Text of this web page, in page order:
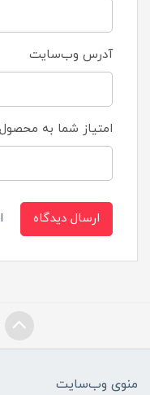
آدرس وب‌سایت
امتیاز شما به محصول
ارسال دیدگاه
منوی وب‌سایت